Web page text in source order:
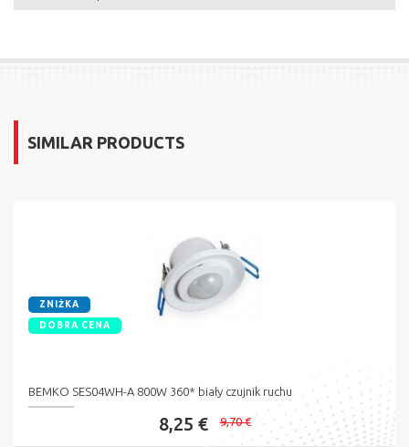
SIMILAR PRODUCTS
ZNIŻKA
DOBRA CENA
BEMKO SES04WH-A 800W 360* biały czujnik ruchu
8,25 € 9,70 €